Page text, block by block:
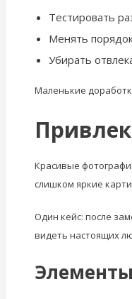
Тестировать
Менять
Убирать
Маленькие
Красивые
слишком яркие
Один кейс: после
видеть настоящих